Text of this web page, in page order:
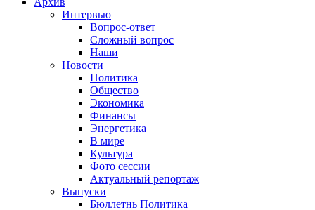
Интервью
Вопрос-ответ
Сложный вопрос
Наши
Новости
Политика
Общество
Экономика
Финансы
Энергетика
В мире
Культура
Фото сессии
Актуальный репортаж
Выпуски
Бюллетнь Политика